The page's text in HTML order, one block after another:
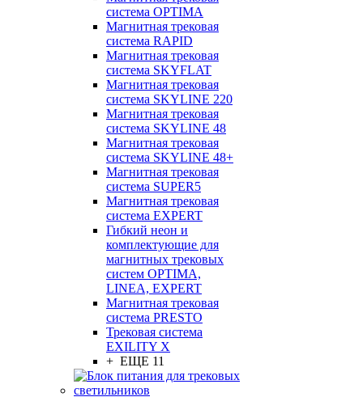
система OPTIMA
Магнитная трековая
система RAPID
Магнитная трековая
система SKYFLAT
Магнитная трековая
система SKYLINE 220
Магнитная трековая
система SKYLINE 48
Магнитная трековая
система SKYLINE 48+
Магнитная трековая
система SUPER5
Магнитная трековая
система EXPERT
Гибкий неон и
комплектующие для
магнитных трековых
систем OPTIMA,
LINEA, EXPERT
Магнитная трековая
система PRESTO
Трековая система
EXILITY X
+ ЕЩЕ 11